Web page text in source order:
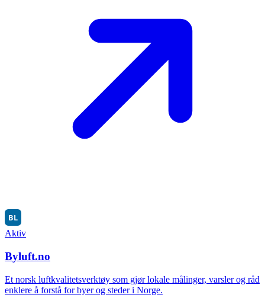
Aktiv
Byluft.no
Et norsk luftkvalitetsverktøy som gjør lokale målinger, varsler og råd
enklere å forstå for byer og steder i Norge.